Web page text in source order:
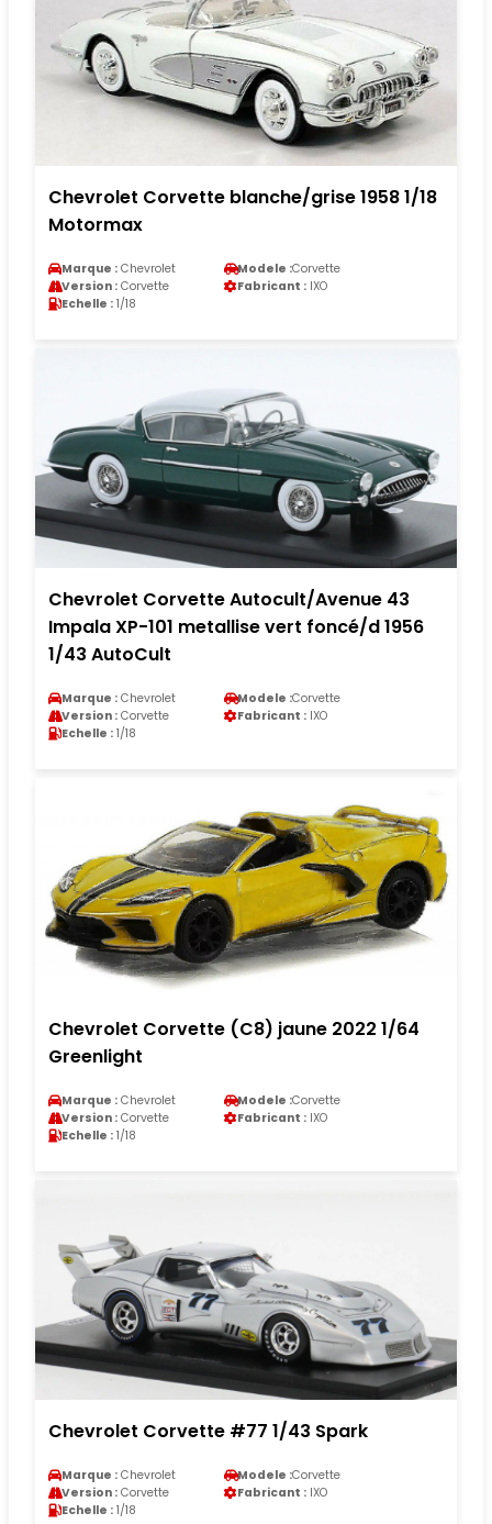
Chevrolet Corvette blanche/grise 1958 1/18
Motormax
Marque : Chevrolet Modele :Corvette
Version : Corvette Fabricant : IXO
Echelle : 1/18
Chevrolet Corvette Autocult/Avenue 43
Impala XP-101 metallise vert foncé/d 1956
1/43 AutoCult
Marque : Chevrolet Modele :Corvette
Version : Corvette Fabricant : IXO
Echelle : 1/18
Chevrolet Corvette (C8) jaune 2022 1/64
Greenlight
Marque : Chevrolet Modele :Corvette
Version : Corvette Fabricant : IXO
Echelle : 1/18
Chevrolet Corvette #77 1/43 Spark
Marque : Chevrolet Modele :Corvette
Version : Corvette Fabricant : IXO
Echelle : 1/18